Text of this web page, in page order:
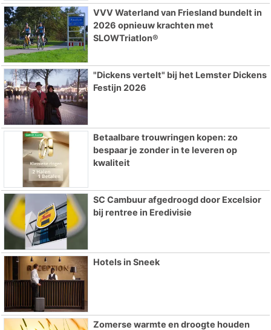
VVV Waterland van Friesland bundelt in
2026 opnieuw krachten met
SLOWTriatlon®
"Dickens vertelt" bij het Lemster Dickens
Festijn 2026
Betaalbare trouwringen kopen: zo
bespaar je zonder in te leveren op
kwaliteit
SC Cambuur afgedroogd door Excelsior
bij rentree in Eredivisie
Hotels in Sneek
Zomerse warmte en droogte houden